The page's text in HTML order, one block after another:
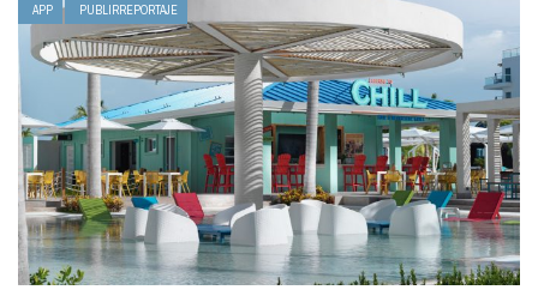
APP PUBLIRREPORTAJE